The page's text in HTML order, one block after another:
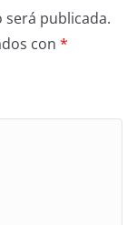
publicada.
con *